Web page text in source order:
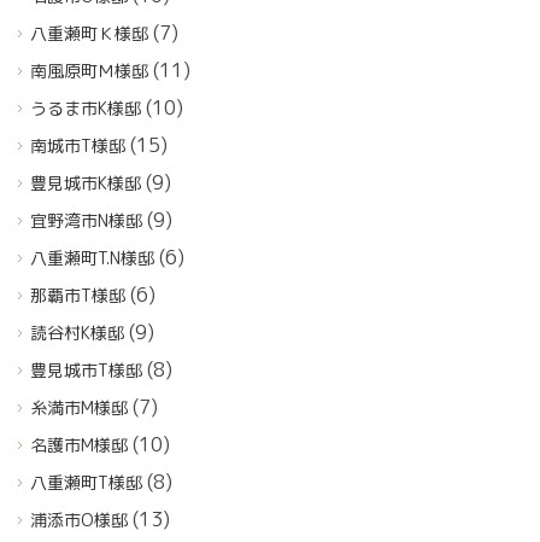
八重瀬町Ｋ様邸 (7)
南風原町Ｍ様邸 (11)
うるま市K様邸 (10)
南城市T様邸 (15)
豊見城市K様邸 (9)
宜野湾市N様邸 (9)
八重瀬町T.N様邸 (6)
那覇市T様邸 (6)
読谷村K様邸 (9)
豊見城市T様邸 (8)
糸満市M様邸 (7)
名護市M様邸 (10)
八重瀬町T様邸 (8)
浦添市O様邸 (13)